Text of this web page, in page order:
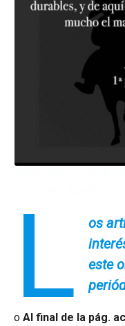
L
os
este
o Al final de la pág.